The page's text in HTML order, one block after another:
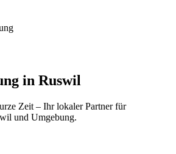
in Ruswil
Zeit – Ihr lokaler Partner für
und Umgebung.